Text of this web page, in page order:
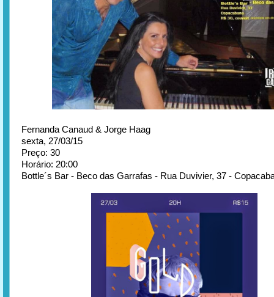
Fernanda Canaud & Jorge Haag
sexta, 27/03/15
Preço: 30
Horário: 20:00
Bottle´s Bar - Beco das Garrafas - Rua Duvivier, 37 -